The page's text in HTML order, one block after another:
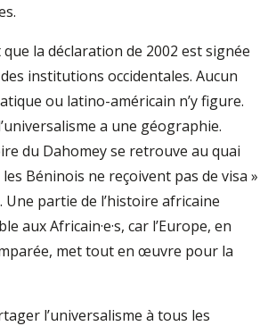
la déclaration de 2002 est signée
institutions occidentales. Aucun
ou latino-américain n’y figure.
a une géographie.
du Dahomey se retrouve au quai
Béninois ne reçoivent pas de visa »
Une partie de l’histoire africaine
aux Africain·e·s, car l’Europe, en
met tout en œuvre pour la
l’universalisme à tous les